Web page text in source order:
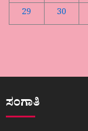
29
30
ಸಂಗಾತಿ